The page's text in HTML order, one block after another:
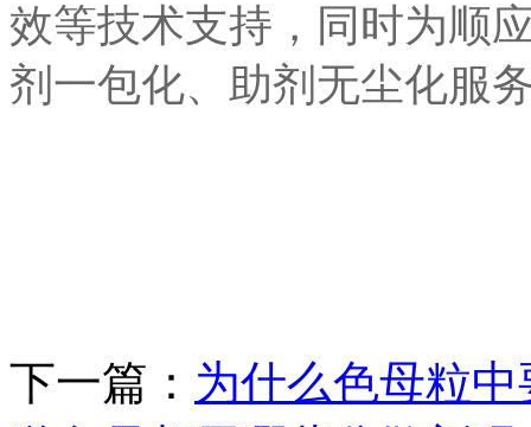
效等技术支持，同时为顺
剂一包化、助剂无尘化服
下一篇： 为什么色母粒